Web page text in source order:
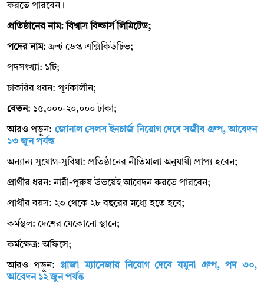
করতে পারবেন।
প্রতিষ্ঠানের নাম: বিশ্বাস বিল্ডার্স লিমিটেড;
পদের নাম: ফ্রন্ট ডেস্ক এক্সিকিউটিভ;
পদসংখ্যা: ১টি;
চাকরির ধরন: পূর্ণকালীন;
বেতন: ১৫,০০০-২০,০০০ টাকা;
আরও পড়ুন: জোনাল সেলস ইনচার্জ নিয়োগ দেবে সজীব গ্রুপ, আবেদন
১৩ জুন পর্যন্ত
অন্যান্য সুযোগ-সুবিধা: প্রতিষ্ঠানের নীতিমালা অনুযায়ী প্রাপ্য হবেন;
প্রার্থীর ধরন: নারী-পুরুষ উভয়েই আবেদন করতে পারবেন;
প্রার্থীর বয়স: ২৩ থেকে ২৮ বছরের মধ্যে হতে হবে;
কর্মস্থল: দেশের যেকোনো স্থানে;
কর্মক্ষেত্র: অফিসে;
আরও পড়ুন:প্লাজা ম্যানেজার নিয়োগ দেবে যমুনা গ্রুপ, পদ ৩০,
আবেদন ১২ জুন পর্যন্ত